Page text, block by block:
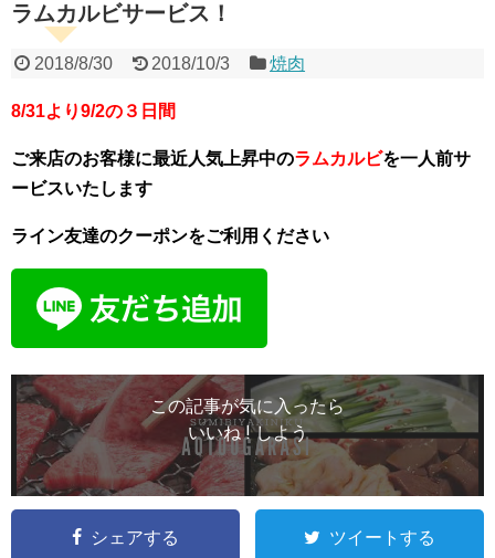
ラムカルビサービス！
2018/8/30 2018/10/3 焼肉
8/31より9/2の３日間
ご来店のお客様に最近人気上昇中のラムカルビを一人前サ
ービスいたします
ライン友達のクーポンをご利用ください
この記事が気に入ったら
いいね ! しよう
シェアする ツイートする